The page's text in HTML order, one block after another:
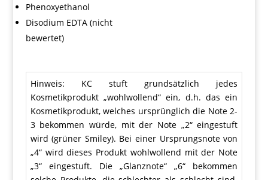
Phenoxyethanol
Disodium EDTA (nicht
bewertet)
Hinweis: KC stuft grundsätzlich jedes
Kosmetikprodukt „wohlwollend“ ein, d.h. das ein
Kosmetikprodukt, welches ursprünglich die Note 2-
3 bekommen würde, mit der Note „2“ eingestuft
wird (grüner Smiley). Bei einer Ursprungsnote von
„4“ wird dieses Produkt wohlwollend mit der Note
„3“ eingestuft. Die „Glanznote“ „6“ bekommen